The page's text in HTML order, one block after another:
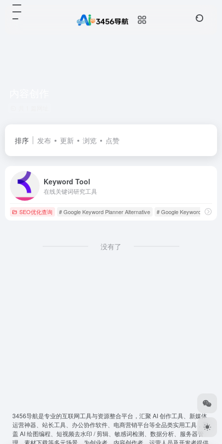
排序 发布 更新 浏览 点赞
Keyword Tool
在线关键词研究工具
SEO优化查询 # Google Keyword Planner Alternative # Google Keyword Tool
没有了
3456导航是专业的互联网工具与资源整合平台，汇聚 AI 创作工具、新媒体
运营神器、站长工具、办公协作软件、电商营销平台等全品类实用工具，覆
盖 AI 绘图编程、短视频去水印 / 剪辑、敏感词检测、数据分析、服务器管
理、素材下载等多元场景，为创业者、内容创作者、运营人员及开发者提供